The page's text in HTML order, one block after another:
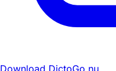
Download DictoGo nu